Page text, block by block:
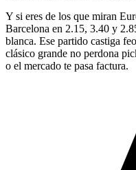
Y si eres de los que miran
Barcelona en 2.15, 3.40 y
blanca. Ese partido castiga
clásico grande no perdona
o el mercado te pasa factura.